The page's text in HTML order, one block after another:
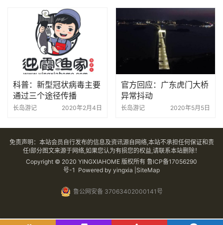
科普：新型冠状病毒主要
通过三个途径传播
长岛游记 2020年2月4日
官方回应：广东虎门大桥
异常抖动
长岛游记 2020年5月5日
免责声明：本站会员自行发布的信息及资讯源自网络,本站不承担任何保证和责
任!部分图文来源于网络,如果您认为有损您的权益,请联系本站删除！
Copyright © 2020 YINGXIAHOME 版权所有 鲁ICP备17056290
号-1 Powered by yingxia |SiteMap
鲁公网安备 37063402000141号